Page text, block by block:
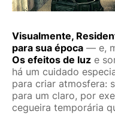
Visualmente,
para sua época — e,
Os efeitos de luz e
há um cuidado
para criar atmosfera:
para um claro, por
cegueira temporária